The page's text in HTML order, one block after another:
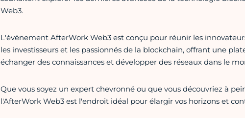
Web3.‍
L'événement AfterWork Web3 est conçu pour réunir les
les investisseurs et les passionnés de la blockchain, offrant une
échanger des connaissances et développer des réseaux dans le
Que vous soyez un expert chevronné ou que vous découvriez à
l'AfterWork Web3 est l'endroit idéal pour élargir vos horizons et